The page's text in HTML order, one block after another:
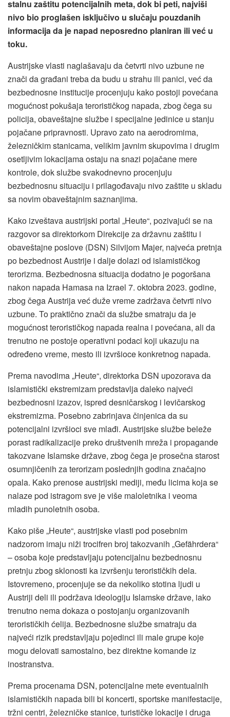
stalnu zaštitu potencijalnih meta, dok bi peti, najviši
nivo bio proglašen isključivo u slučaju pouzdanih
informacija da je napad neposredno planiran ili već u
toku.
Austrijske vlasti naglašavaju da četvrti nivo uzbune ne
znači da građani treba da budu u strahu ili panici, već da
bezbednosne institucije procenjuju kako postoji povećana
mogućnost pokušaja terorističkog napada, zbog čega su
policija, obaveštajne službe i specijalne jedinice u stanju
pojačane pripravnosti. Upravo zato na aerodromima,
železničkim stanicama, velikim javnim skupovima i drugim
osetljivim lokacijama ostaju na snazi pojačane mere
kontrole, dok službe svakodnevno procenjuju
bezbednosnu situaciju i prilagođavaju nivo zaštite u skladu
sa novim obaveštajnim saznanjima.
Kako izveštava austrijski portal „Heute“, pozivajući se na
razgovor sa direktorkom Direkcije za državnu zaštitu i
obaveštajne poslove (DSN) Silvijom Majer, najveća pretnja
po bezbednost Austrije i dalje dolazi od islamističkog
terorizma. Bezbednosna situacija dodatno je pogoršana
nakon napada Hamasa na Izrael 7. oktobra 2023. godine,
zbog čega Austrija već duže vreme zadržava četvrti nivo
uzbune. To praktično znači da službe smatraju da je
mogućnost terorističkog napada realna i povećana, ali da
trenutno ne postoje operativni podaci koji ukazuju na
određeno vreme, mesto ili izvršioce konkretnog napada.
Prema navodima „Heute“, direktorka DSN upozorava da
islamistički ekstremizam predstavlja daleko najveći
bezbednosni izazov, ispred desničarskog i levičarskog
ekstremizma. Posebno zabrinjava činjenica da su
potencijalni izvršioci sve mlađi. Austrijske službe beleže
porast radikalizacije preko društvenih mreža i propagande
takozvane Islamske države, zbog čega je prosečna starost
osumnjičenih za terorizam poslednjih godina značajno
opala. Kako prenose austrijski mediji, među licima koja se
nalaze pod istragom sve je više maloletnika i veoma
mladih punoletnih osoba.
Kako piše „Heute“, austrijske vlasti pod posebnim
nadzorom imaju niži trocifren broj takozvanih „Gefährdera“
– osoba koje predstavljaju potencijalnu bezbednosnu
pretnju zbog sklonosti ka izvršenju terorističkih dela.
Istovremeno, procenjuje se da nekoliko stotina ljudi u
Austriji deli ili podržava ideologiju Islamske države, iako
trenutno nema dokaza o postojanju organizovanih
terorističkih ćelija. Bezbednosne službe smatraju da
najveći rizik predstavljaju pojedinci ili male grupe koje
mogu delovati samostalno, bez direktne komande iz
inostranstva.
Prema procenama DSN, potencijalne mete eventualnih
islamističkih napada bili bi koncerti, sportske manifestacije,
tržni centri, železničke stanice, turističke lokacije i druga